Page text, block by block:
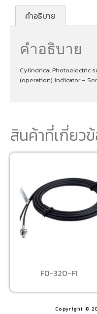
คำอธิบาย
คำอธิบาย
Cylindrical Photoelectric
(operation) indicator –
สินค้าที่เกี่ยว
FD-320-F1
Copyright ©